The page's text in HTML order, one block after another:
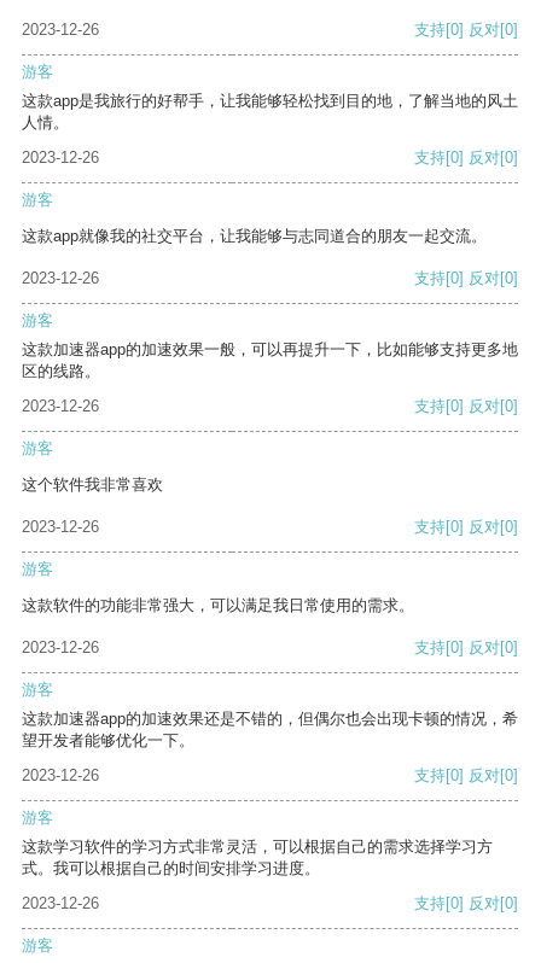
2023-12-26 支持[0] 反对[0]
游客
这款app是我旅行的好帮手，让我能够轻松找到目的地，了解当地的风土
人情。
2023-12-26
支持[0] 反对[0]
游客
这款app就像我的社交平台，让我能够与志同道合的朋友一起交流。
2023-12-26 支持[0] 反对[0]
游客
这款加速器app的加速效果一般，可以再提升一下，比如能够支持更多地
区的线路。
2023-12-26
支持[0] 反对[0]
游客
这个软件我非常喜欢
2023-12-26 支持[0] 反对[0]
游客
这款软件的功能非常强大，可以满足我日常使用的需求。
2023-12-26 支持[0] 反对[0]
游客
这款加速器app的加速效果还是不错的，但偶尔也会出现卡顿的情况，希
望开发者能够优化一下。
2023-12-26
支持[0] 反对[0]
游客
这款学习软件的学习方式非常灵活，可以根据自己的需求选择学习方
式。我可以根据自己的时间安排学习进度。
2023-12-26
支持[0] 反对[0]
游客